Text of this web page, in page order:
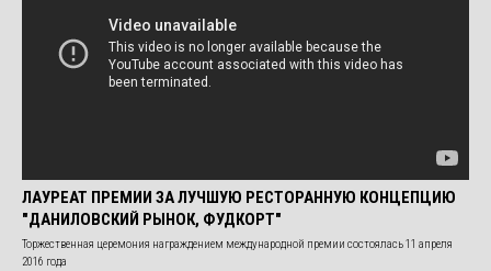
ЛАУРЕАТ ПРЕМИИ ЗА ЛУЧШУЮ РЕСТОРАННУЮ КОНЦЕПЦИЮ
"ДАНИЛОВСКИЙ РЫНОК, ФУДКОРТ"
Торжественная церемония награждением международной премии состоялась 11 апреля
2016 года